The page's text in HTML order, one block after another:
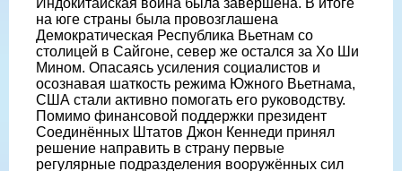
Индокитайская война была завершена. В итоге
на юге страны была провозглашена
Демократическая Республика Вьетнам со
столицей в Сайгоне, север же остался за Хо Ши
Мином. Опасаясь усиления социалистов и
осознавая шаткость режима Южного Вьетнама,
США стали активно помогать его руководству.
Помимо финансовой поддержки президент
Соединённых Штатов Джон Кеннеди принял
решение направить в страну первые
регулярные подразделения вооружённых сил